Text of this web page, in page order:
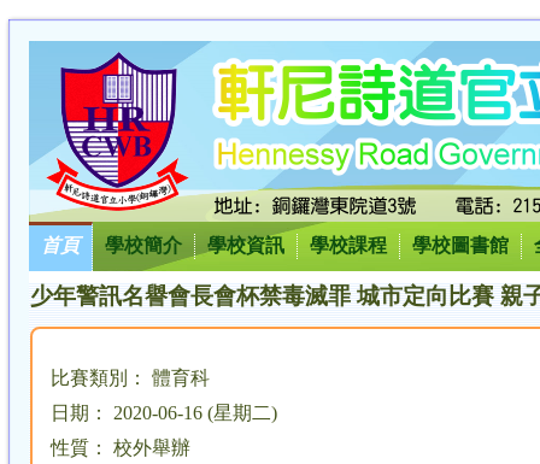
首頁 學校簡介 學校資訊 學校課程 學校圖書館
少年警訊名譽會長會杯禁毒滅罪 城市定向比賽 親
比賽類別： 體育科
日期： 2020-06-16 (星期二)
性質： 校外舉辦